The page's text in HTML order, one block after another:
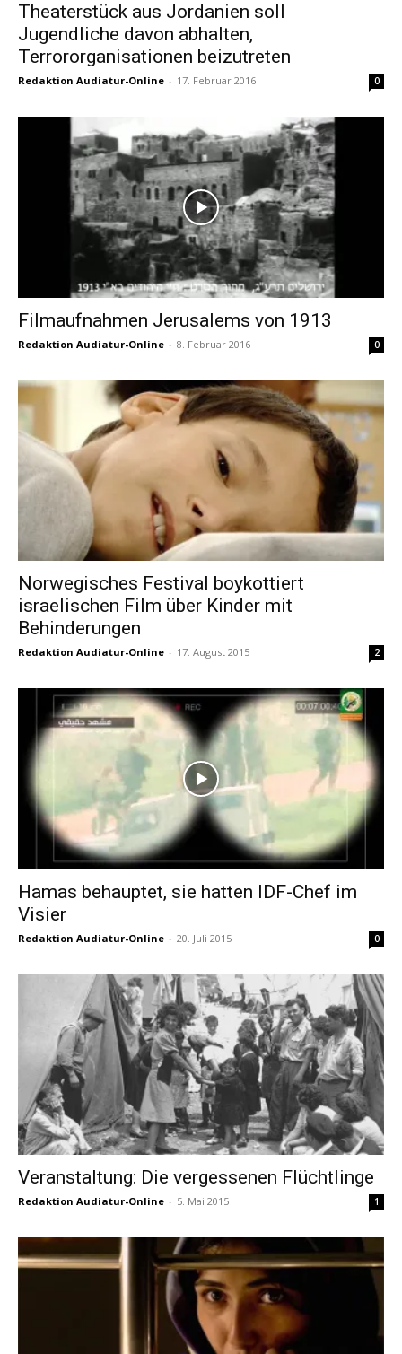
Theaterstück aus Jordanien soll
Jugendliche davon abhalten,
Terrororganisationen beizutreten
Redaktion Audiatur-Online - 17. Februar 2016 0
Filmaufnahmen Jerusalems von 1913
Redaktion Audiatur-Online - 8. Februar 2016 0
Norwegisches Festival boykottiert
israelischen Film über Kinder mit
Behinderungen
Redaktion Audiatur-Online - 17. August 2015 2
Hamas behauptet, sie hatten IDF-Chef im
Visier
Redaktion Audiatur-Online - 20. Juli 2015 0
Veranstaltung: Die vergessenen Flüchtlinge
Redaktion Audiatur-Online - 5. Mai 2015 1